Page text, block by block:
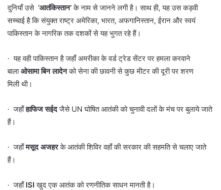
दुनियाँ उसे ‘आतंकिस्तान’के नाम से जानने लगी है। साथ ही, यह उस कड़वी
सच्चाई है कि संयुक्त राष्ट्र अमेरिका, भारत, अफगानिस्तान, ईरान और स्वयं
पाकिस्तान के नागरिक तक दशकों से यह भुगत रहे हैं।
· यह वही पाकिस्तान है जहाँ अमरीका के वर्ड ट्रेड सेंटर पर हमला करवाने
बालाओसामा बिन लादेनको सेना की छावनी से कुछ मीटर की दूरी पर शरण
मिली थी।
· जहाँहाफिज सईदजैसे UN घोषित आतंकी को चुनावी दलों के मंच पर बुलाये जाते
हैं।
· जहाँमसूद अजहरके आतंकी शिविर वहाँ की सरकार की सहमति से चलाए जाते
हैं।
· जहाँ ISI खुद एक आतंक को रणनीतिक साधन मानती है।